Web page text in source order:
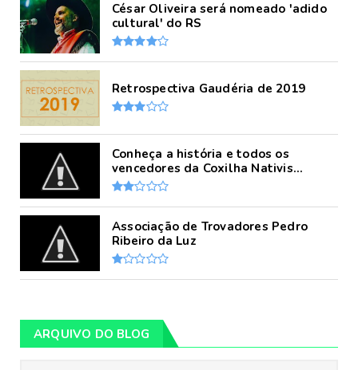
César Oliveira será nomeado 'adido
cultural' do RS
Retrospectiva Gaudéria de 2019
Conheça a história e todos os
vencedores da Coxilha Nativis...
Associação de Trovadores Pedro
Ribeiro da Luz
ARQUIVO DO BLOG